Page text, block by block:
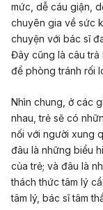
mức, dễ cáu giận,
chuyên gia về sức
chuyện với bác sĩ
Đây cũng là câu trả
để phòng tránh rối
Nhìn chung, ở các
nhau, trẻ sẽ có
nối với người xung
đâu là những biểu
của trẻ; và đâu là
thách thức tâm lý
tâm lý, bác sĩ tâm